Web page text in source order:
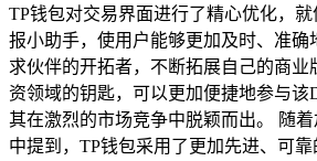
TP钱包对交易界面进行了精心优化，
报小助手，使用户能够更加及时、准
求伙伴的开拓者，不断拓展自己的商
资领域的钥匙，可以更加便捷地参与
其在激烈的市场竞争中脱颖而出。 随
中提到，TP钱包采用了更加先进、可